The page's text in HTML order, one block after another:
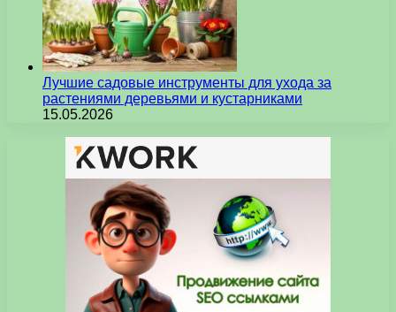
Лучшие садовые инструменты для ухода за
растениями деревьями и кустарниками
15.05.2026